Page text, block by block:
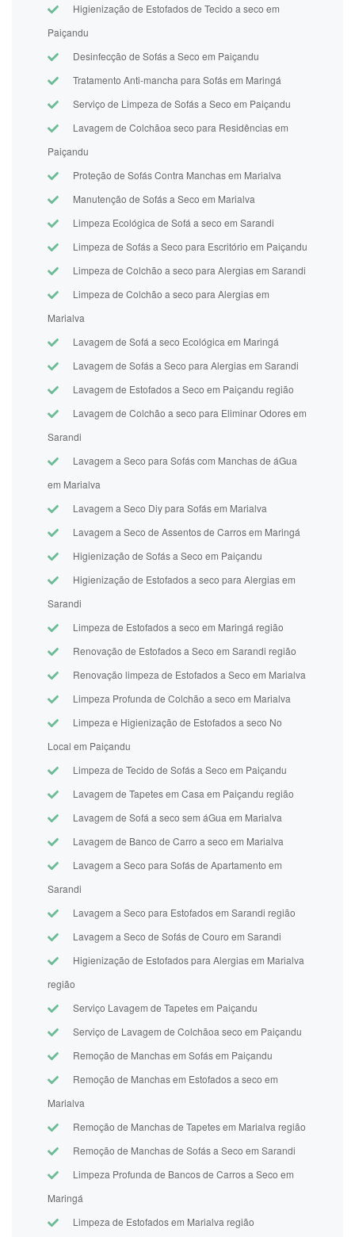
Higienização de Estofados de Tecido a seco em
Paiçandu
Desinfecção de Sofás a Seco em Paiçandu
Tratamento Anti-mancha para Sofás em Maringá
Serviço de Limpeza de Sofás a Seco em Paiçandu
Lavagem de Colchãoa seco para Residências em
Paiçandu
Proteção de Sofás Contra Manchas em Marialva
Manutenção de Sofás a Seco em Marialva
Limpeza Ecológica de Sofá a seco em Sarandi
Limpeza de Sofás a Seco para Escritório em Paiçandu
Limpeza de Colchão a seco para Alergias em Sarandi
Limpeza de Colchão a seco para Alergias em
Marialva
Lavagem de Sofá a seco Ecológica em Maringá
Lavagem de Sofás a Seco para Alergias em Sarandi
Lavagem de Estofados a Seco em Paiçandu região
Lavagem de Colchão a seco para Eliminar Odores em
Sarandi
Lavagem a Seco para Sofás com Manchas de áGua
em Marialva
Lavagem a Seco Diy para Sofás em Marialva
Lavagem a Seco de Assentos de Carros em Maringá
Higienização de Sofás a Seco em Paiçandu
Higienização de Estofados a seco para Alergias em
Sarandi
Limpeza de Estofados a seco em Maringá região
Renovação de Estofados a Seco em Sarandi região
Renovação limpeza de Estofados a Seco em Marialva
Limpeza Profunda de Colchão a seco em Marialva
Limpeza e Higienização de Estofados a seco No
Local em Paiçandu
Limpeza de Tecido de Sofás a Seco em Paiçandu
Lavagem de Tapetes em Casa em Paiçandu região
Lavagem de Sofá a seco sem áGua em Marialva
Lavagem de Banco de Carro a seco em Marialva
Lavagem a Seco para Sofás de Apartamento em
Sarandi
Lavagem a Seco para Estofados em Sarandi região
Lavagem a Seco de Sofás de Couro em Sarandi
Higienização de Estofados para Alergias em Marialva
região
Serviço Lavagem de Tapetes em Paiçandu
Serviço de Lavagem de Colchãoa seco em Paiçandu
Remoção de Manchas em Sofás em Paiçandu
Remoção de Manchas em Estofados a seco em
Marialva
Remoção de Manchas de Tapetes em Marialva região
Remoção de Manchas de Sofás a Seco em Sarandi
Limpeza Profunda de Bancos de Carros a Seco em
Maringá
Limpeza de Estofados em Marialva região